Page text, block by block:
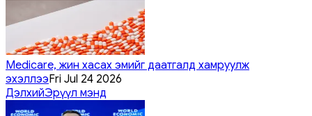
Medicare, жин хасах эмийг даатгалд хамруулж
эхэллээFri Jul 24 2026
ДэлхийЭрүүл мэнд